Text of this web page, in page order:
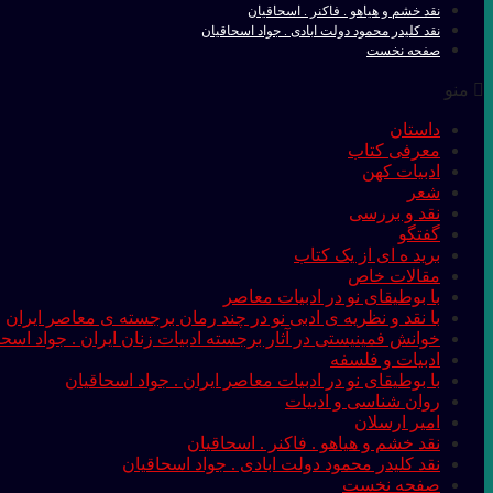
نقد خشم و هیاهو . فاکنر . اسحاقیان
نقد کلیدر محمود دولت ابادی . جواد اسحاقیان
صفحه نخست
منو
داستان
معرفی کتاب
ادبیات کهن
شعر
نقد و بررسی
گفتگو
برید ه ای از یک کتاب
مقالات خاص
با بوطیقای نو در ادبیات معاصر
با نقد و نظریه ی ادبی نو در چند رمان برجسته ی معاصر ایران
خوانش فمینیستی در آثار برجسته ادبیات زنان ایران . جواد
ادبیات و فلسفه
با بوطیقای نو در ادبیات معاصر ایران . جواد اسحاقیان
روان شناسی و ادبیات
امیر ارسلان
نقد خشم و هیاهو . فاکنر . اسحاقیان
نقد کلیدر محمود دولت ابادی . جواد اسحاقیان
صفحه نخست